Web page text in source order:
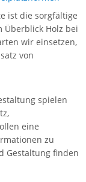
ist die sorgfältige
Holz bei
wir einsetzen,
von
spielen
eine
zu
Gestaltung finden